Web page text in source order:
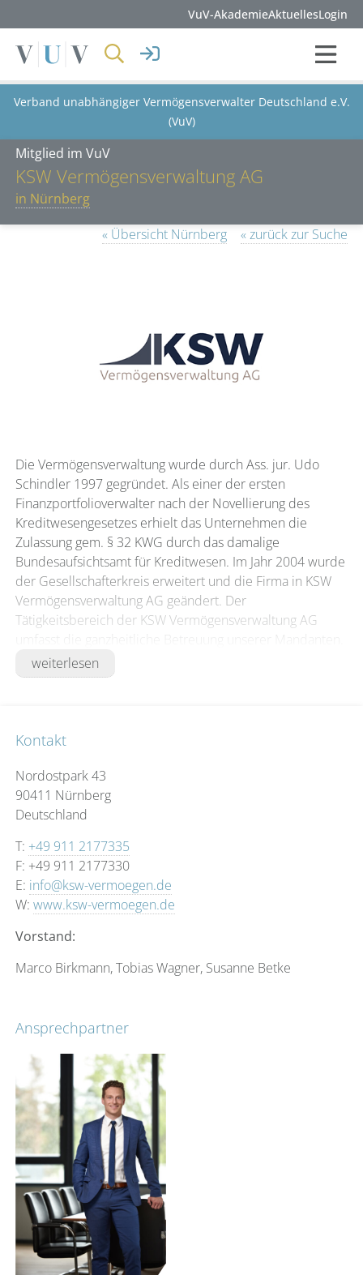
VuV-AkademieAktuellesLogin
Verband unabhängiger Vermögensverwalter Deutschland e.V.
(VuV)
Mitglied im VuV
KSW Vermögensverwaltung AG
in Nürnberg
« Übersicht Nürnberg
« zurück zur Suche
Die Vermögensverwaltung wurde durch Ass. jur. Udo
Schindler 1997 gegründet. Als einer der ersten
Finanzportfolioverwalter nach der Novellierung des
Kreditwesengesetzes erhielt das Unternehmen die
Zulassung gem. § 32 KWG durch das damalige
Bundesaufsichtsamt für Kreditwesen. Im Jahr 2004 wurde
der Gesellschafterkreis erweitert und die Firma in KSW
Vermögensverwaltung AG geändert. Der
Tätigkeitsbereich der KSW Vermögensverwaltung AG
umfasst die ganzheitliche Betreuung unserer Mandanten.
Die Kernkompetenz ist dabei die klassische individuelle
Vermögensverwaltung. Die Analyse und die Fixierung von
Übernahme des Verwaltungsmandats die Erstellung
Mitarbeiter der KSW Vermögensverwaltung AG verfügen
über langjährige Erfahrungen in der Betreuung
gehobener Privatkunden. Wir streben eine auf Dauer
Mandanten an. Die Kontinuität in der Betreuung ohne
ständigen personellen Wechsel ist für uns
Selbstverständlichkeit. Das verwaltete Kundenvermögen
der KSW Vermögensverwaltung AG ist über 1,5 Mrd.
Euro.
weiterlesen
Kontakt
Nordostpark 43
90411 Nürnberg
Deutschland
T: +49 911 2177335
F: +49 911 2177330
E: info@ksw-vermoegen.de
W:www.ksw-vermoegen.de
Vorstand:
Marco Birkmann, Tobias Wagner, Susanne Betke
Ansprechpartner